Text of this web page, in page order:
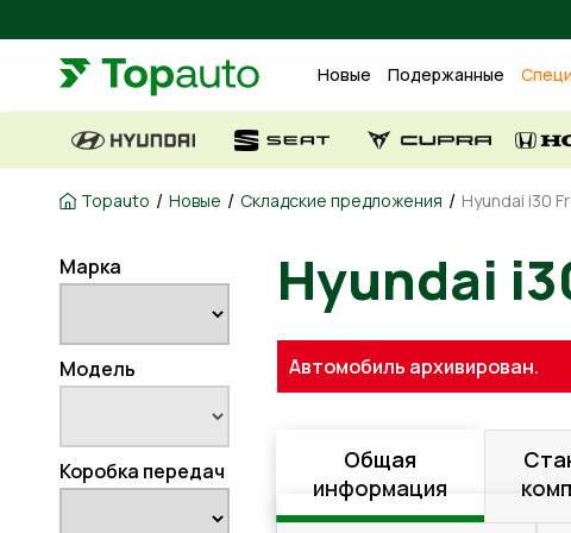
Новые Подержанные
Topauto / Новые / Складские предложения / Hyundai i30
Марка
Модель
Коробка передач
Hyundai
Автомобиль архивирован.
Общая
информация